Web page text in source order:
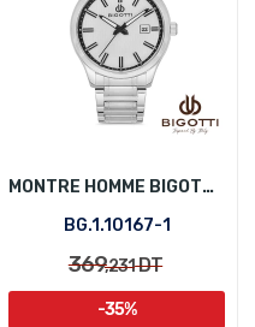
MONTRE HOMME BIGOTTI BG.1.10167-1
BG.1.10167-1
369,231DT
-35%